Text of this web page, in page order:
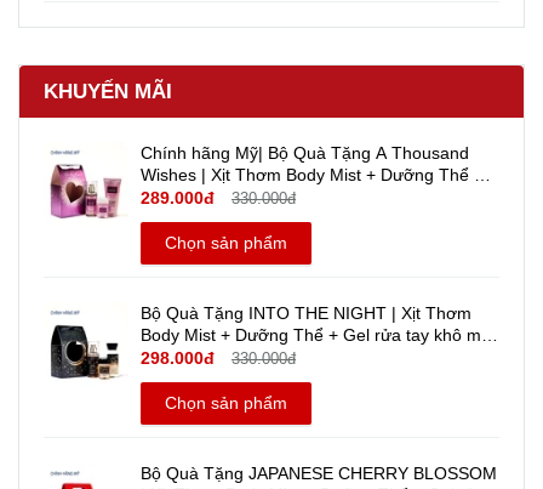
KHUYẾN MÃI
Chính hãng Mỹ| Bộ Quà Tặng A Thousand
Wishes | Xịt Thơm Body Mist + Dưỡng Thể +
Gel rửa tay khô mini Travel size - Bath And
Body Works
289.000đ 330.000đ
Chọn sản phẩm
Bộ Quà Tặng INTO THE NIGHT | Xịt Thơm
Body Mist + Dưỡng Thể + Gel rửa tay khô mini
Travel size - Bath And Body Works | Chính
hãng Mỹ
298.000đ 330.000đ
Chọn sản phẩm
Bộ Quà Tặng JAPANESE CHERRY BLOSSOM